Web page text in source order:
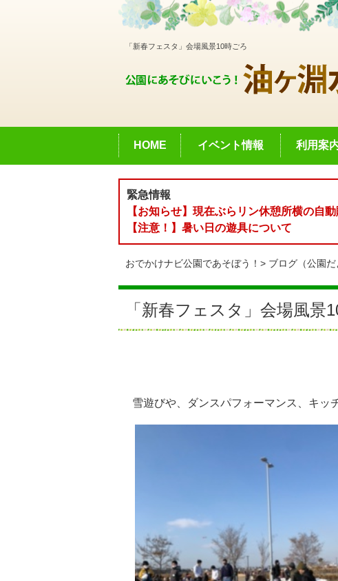
「新春フェスタ」会場風景10時ごろ
HOME イベント情報 利用案
緊急情報
【お知らせ】現在ぶらリン休憩所横の自
【注意！】暑い日の遊具について
おでかけナビ公園であそぼう！ ブログ（公園だ
「新春フェスタ」会場風景
雪遊びや、ダンスパフォーマンス、キッ